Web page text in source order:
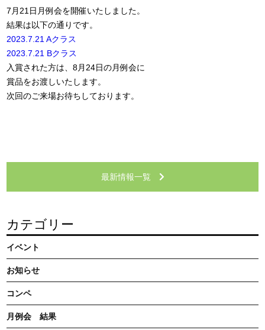
7月21日月例会を開催いたしました。
結果は以下の通りです。
2023.7.21 Aクラス
2023.7.21 Bクラス
入賞された方は、8月24日の月例会に
賞品をお渡しいたします。
次回のご来場お待ちしております。
最新情報一覧
カテゴリー
イベント
お知らせ
コンペ
月例会 結果